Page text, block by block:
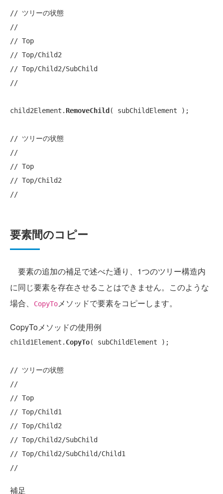
// ツリーの状態
//
// Top
// Top/Child2
// Top/Child2/SubChild
//
child2Element. RemoveChild ( subChildElement );
// ツリーの状態
//
// Top
// Top/Child2
//
要素間のコピー
要素の追加の補足で述べた通り、1つのツリー構造内
に同じ要素を存在させることはできません。このような
場合、
CopyToメソッドで要素をコピーします。
CopyToメソッドの使用例
child1Element. CopyTo( subChildElement );
// ツリーの状態
//
// Top
// Top/Child1
// Top/Child2
// Top/Child2/SubChild
// Top/Child2/SubChild/Child1
//
補足